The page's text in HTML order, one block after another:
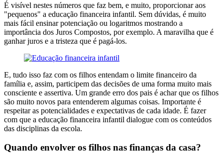
É visível nestes números que faz bem, e muito, proporcionar aos
"pequenos" a educação financeira infantil. Sem dúvidas, é muito
mais fácil ensinar potenciação ou logaritmos mostrando a
importância dos Juros Compostos, por exemplo. A maravilha que é
ganhar juros e a tristeza que é pagá-los.
E, tudo isso faz com os filhos entendam o limite financeiro da
família e, assim, participem das decisões de uma forma muito mais
consciente e assertiva. Um grande erro dos pais é achar que os filhos
são muito novos para entenderem algumas coisas. Importante é
respeitar as potencialidades e expectativas de cada idade. É fazer
com que a educação financeira infantil dialogue com os conteúdos
das disciplinas da escola.
Quando envolver os filhos nas finanças da casa?